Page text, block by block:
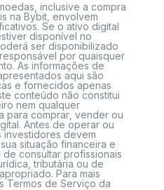
inclusive a compra
na Bybit, envolvem
Se o ativo digital
disponível no
ser disponibilizado
por quaisquer
As informações de
aqui são
e fornecidos apenas
conteúdo não constitui
nem qualquer
para comprar, vender ou
Antes de operar ou
investidores devem
situação financeira e
consultar profissionais
tributária ou de
Para mais
Termos de Serviço da